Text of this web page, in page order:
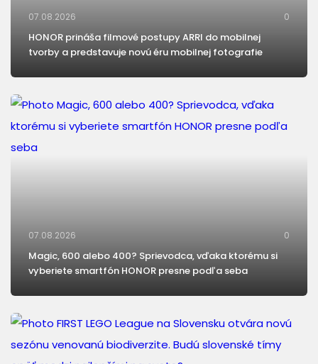
07.08.2026 0
HONOR prináša filmové postupy ARRI do mobilnej
tvorby a predstavuje novú éru mobilnej fotografie
07.08.2026 0
Magic, 600 alebo 400? Sprievodca, vďaka ktorému si
vyberiete smartfón HONOR presne podľa seba